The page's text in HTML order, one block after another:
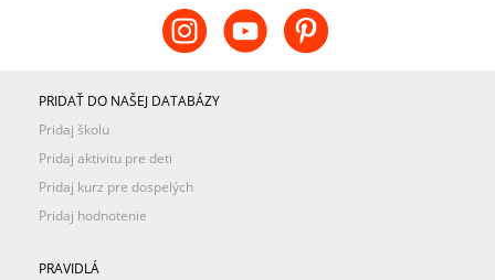
PRIDAŤ DO NAŠEJ DATABÁZY
Pridaj školu
Pridaj aktivitu pre deti
Pridaj kurz pre dospelých
Pridaj hodnotenie
PRAVIDLÁ